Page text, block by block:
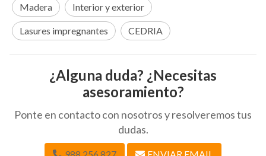
Madera
Interior y exterior
Lasures impregnantes CEDRIA
¿Alguna duda? ¿Necesitas
asesoramiento?
Ponte en contacto con nosotros y resolveremos tus
dudas.